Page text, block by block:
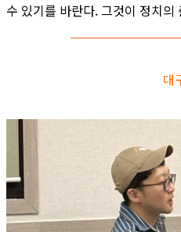
수 있기를 바란다. 그것이 정치의
대